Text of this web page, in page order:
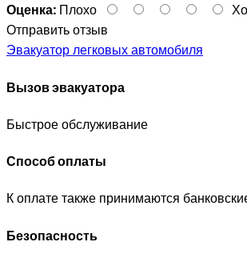
Оценка: Плохо
Отправить отзыв
Эвакуатор легковых автомобиля
Вызов эвакуатора
Быстрое обслуживание
Способ оплаты
К оплате также принимаются
Безопасность